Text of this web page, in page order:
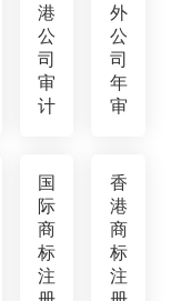
港
公
司
审
计
外
公
司
年
审
国
际
商
标
注
香
港
商
标
注